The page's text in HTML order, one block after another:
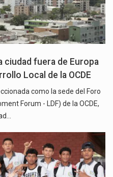
ciudad fuera de Europa
Local de la OCDE
como la sede del Foro
Forum - LDF) de la OCDE,